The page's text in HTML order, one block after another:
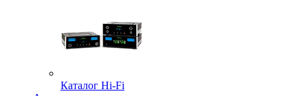
Каталог Hi-Fi